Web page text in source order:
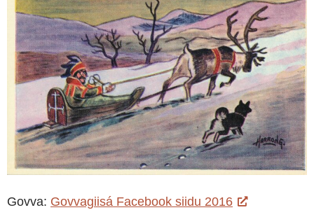
Govva: Govvagiisá Facebook siidu 2016